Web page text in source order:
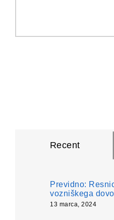
Recent
Previdno:
vozniškega
13 marca, 2024